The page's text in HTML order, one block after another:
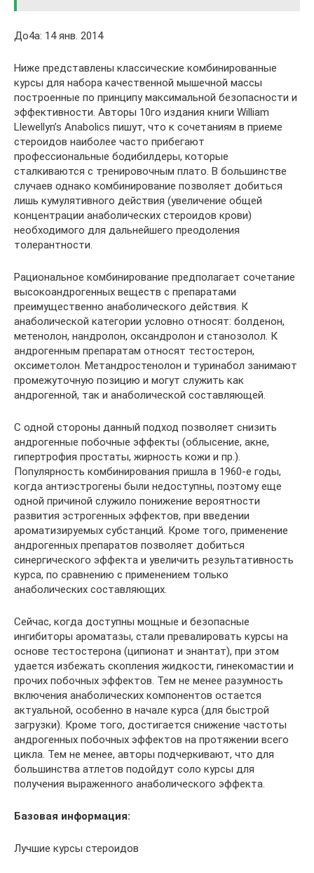
До4а: 14 янв. 2014
Ниже представлены классические комбинированные
курсы для набора качественной мышечной массы
построенные по принципу максимальной безопасности и
эффективности. Авторы 10го издания книги William
Llewellyn’s Anabolics пишут, что к сочетаниям в приеме
стероидов наиболее часто прибегают
профессиональные бодибилдеры, которые
сталкиваются с тренировочным плато. В большинстве
случаев однако комбинирование позволяет добиться
лишь кумулятивного действия (увеличение общей
концентрации анаболических стероидов крови)
необходимого для дальнейшего преодоления
толерантности.
Рациональное комбинирование предполагает сочетание
высокоандрогенных веществ с препаратами
преимущественно анаболического действия. К
анаболической категории условно относят: болденон,
метенолон, нандролон, оксандролон и станозолол. К
андрогенным препаратам относят тестостерон,
оксиметолон. Метандростенолон и туринабол занимают
промежуточную позицию и могут служить как
андрогенной, так и анаболической составляющей.
С одной стороны данный подход позволяет снизить
андрогенные побочные эффекты (облысение, акне,
гипертрофия простаты, жирность кожи и пр.).
Популярность комбинирования пришла в 1960-е годы,
когда антиэстрогены были недоступны, поэтому еще
одной причиной служило понижение вероятности
развития эстрогенных эффектов, при введении
ароматизируемых субстанций. Кроме того, применение
андрогенных препаратов позволяет добиться
синергического эффекта и увеличить результативность
курса, по сравнению с применением только
анаболических составляющих.
Сейчас, когда доступны мощные и безопасные
ингибиторы ароматазы, стали превалировать курсы на
основе тестостерона (ципионат и энантат), при этом
удается избежать скопления жидкости, гинекомастии и
прочих побочных эффектов. Тем не менее разумность
включения анаболических компонентов остается
актуальной, особенно в начале курса (для быстрой
загрузки). Кроме того, достигается снижение частоты
андрогенных побочных эффектов на протяжении всего
цикла. Тем не менее, авторы подчеркивают, что для
большинства атлетов подойдут соло курсы для
получения выраженного анаболического эффекта.
Базовая информация:
Лучшие курсы стероидов